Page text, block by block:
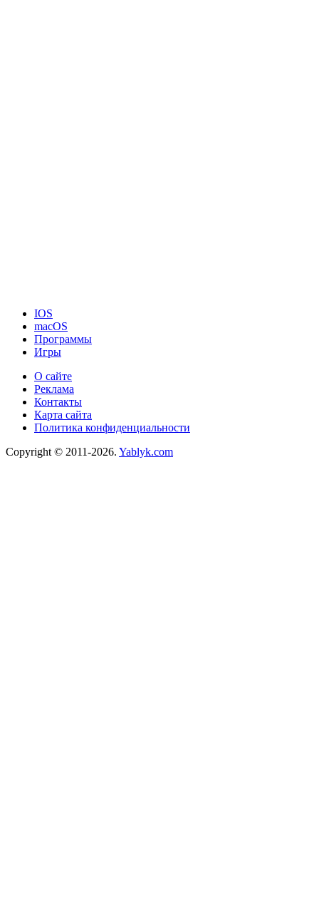
IOS
macOS
Программы
Игры
О сайте
Реклама
Контакты
Карта сайта
Политика конфиденциальности
Copyright © 2011-2026. Yablyk.сom